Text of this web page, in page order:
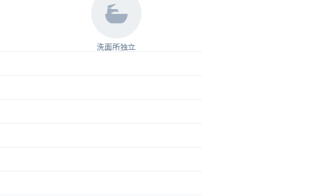
洗面所独立